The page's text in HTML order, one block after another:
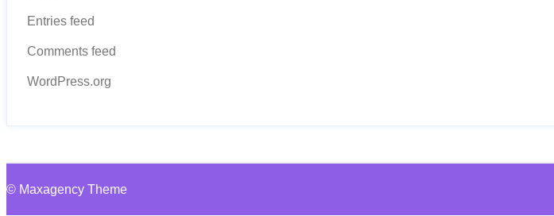
Entries feed
Comments feed
WordPress.org
© Maxagency Theme